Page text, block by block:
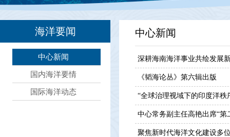
海洋要闻
中心新闻
国内海洋要情
国际海洋动态
中心新闻
深耕海南海洋事业共绘发展
《韬海论丛》第六辑出版
“全球治理视域下的印度洋
中心常务副主任高艳出席“
聚焦新时代海洋文化建设多